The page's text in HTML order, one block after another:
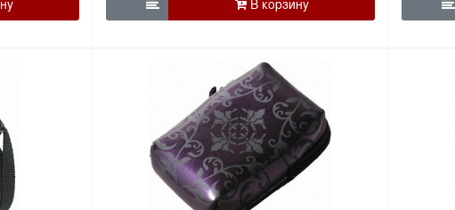
 